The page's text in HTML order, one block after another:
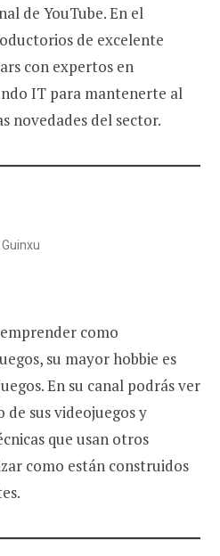
de YouTube. En el
de excelente
con expertos en
IT para mantenerte al
novedades del sector.
Guinxu
como
su mayor hobbie es
En su canal podrás ver
sus videojuegos y
que usan otros
como están construidos